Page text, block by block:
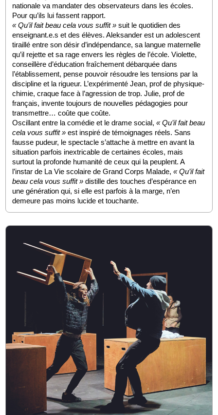
nationale va mandater des observateurs dans les écoles.
Pour qu’ils lui fassent rapport.
« Qu’il fait beau cela vous suffit » suit le quotidien des
enseignant.e.s et des élèves. Aleksander est un adolescent
tiraillé entre son désir d’indépendance, sa langue maternelle
qu’il rejette et sa rage envers les règles de l’école. Violette,
conseillère d’éducation fraîchement débarquée dans
l’établissement, pense pouvoir résoudre les tensions par la
discipline et la rigueur. L’expérimenté Jean, prof de physique-
chimie, craque face à l’agression de trop. Julie, prof de
français, invente toujours de nouvelles pédagogies pour
transmettre… coûte que coûte.
Oscillant entre la comédie et le drame social, « Qu’il fait beau
cela vous suffit » est inspiré de témoignages réels. Sans
fausse pudeur, le spectacle s’attache à mettre en avant la
situation parfois inextricable de certaines écoles, mais
surtout la profonde humanité de ceux qui la peuplent. A
l’instar de La Vie scolaire de Grand Corps Malade, « Qu’il fait
beau cela vous suffit » distille des touches d’espérance en
une génération qui, si elle est parfois à la marge, n’en
demeure pas moins lucide et touchante.